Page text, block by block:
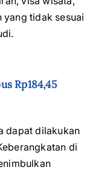
yang tidak sesuai
Rp184,45
dapat dilakukan
di